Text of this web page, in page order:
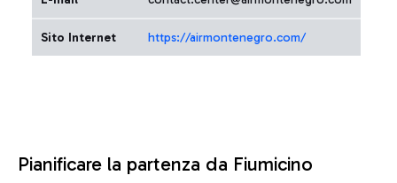
Sito Internet https://airmontenegro.com/
Pianificare la partenza da Fiumicino